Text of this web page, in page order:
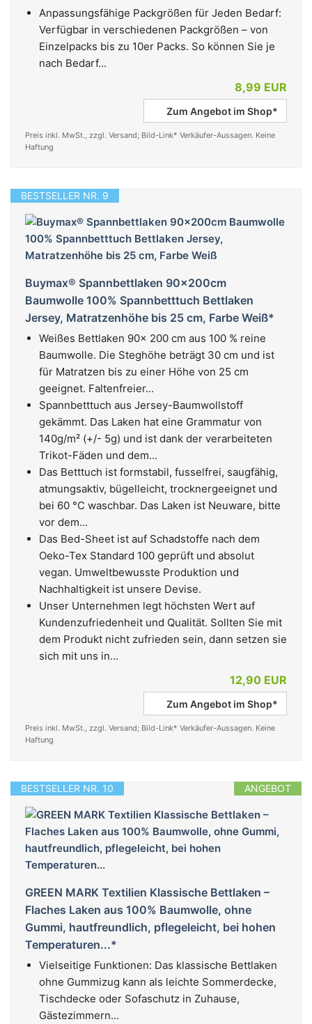
Anpassungsfähige Packgrößen für Jeden Bedarf:
Verfügbar in verschiedenen Packgrößen – von
Einzelpacks bis zu 10er Packs. So können Sie je
nach Bedarf...
8,99 EUR
Zum Angebot im Shop*
Preis inkl. MwSt., zzgl. Versand; Bild-Link* Verkäufer-Aussagen. Keine
Haftung
BESTSELLER NR. 9
Buymax® Spannbettlaken 90x200cm
Baumwolle 100% Spannbetttuch Bettlaken
Jersey, Matratzenhöhe bis 25 cm, Farbe Weiß*
Weißes Bettlaken 90x 200 cm aus 100 % reine
Baumwolle. Die Steghöhe beträgt 30 cm und ist
für Matratzen bis zu einer Höhe von 25 cm
geeignet. Faltenfreier...
Spannbetttuch aus Jersey-Baumwollstoff
gekämmt. Das Laken hat eine Grammatur von
140g/m² (+/- 5g) und ist dank der verarbeiteten
Trikot-Fäden und dem...
Das Betttuch ist formstabil, fusselfrei, saugfähig,
atmungsaktiv, bügelleicht, trocknergeeignet und
bei 60 °C waschbar. Das Laken ist Neuware, bitte
vor dem...
Das Bed-Sheet ist auf Schadstoffe nach dem
Oeko-Tex Standard 100 geprüft und absolut
vegan. Umweltbewusste Produktion und
Nachhaltigkeit ist unsere Devise.
Unser Unternehmen legt höchsten Wert auf
Kundenzufriedenheit und Qualität. Sollten Sie mit
dem Produkt nicht zufrieden sein, dann setzen sie
sich mit uns in...
12,90 EUR
Zum Angebot im Shop*
Preis inkl. MwSt., zzgl. Versand; Bild-Link* Verkäufer-Aussagen. Keine
Haftung
ANGEBOT
BESTSELLER NR. 10
GREEN MARK Textilien Klassische Bettlaken –
Flaches Laken aus 100% Baumwolle, ohne
Gummi, hautfreundlich, pflegeleicht, bei hohen
Temperaturen...*
Vielseitige Funktionen: Das klassische Bettlaken
ohne Gummizug kann als leichte Sommerdecke,
Tischdecke oder Sofaschutz in Zuhause,
Gästezimmern...